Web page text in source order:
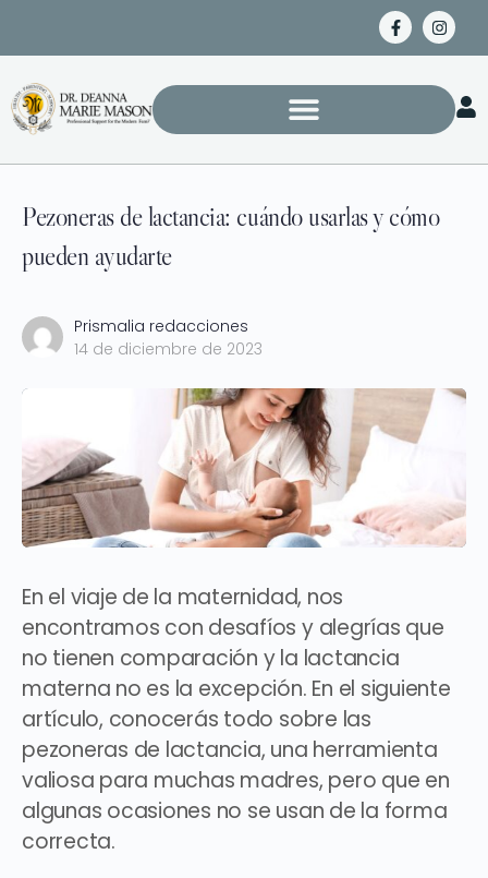
Pezoneras de lactancia: cuándo usarlas y cómo
pueden ayudarte
Prismalia redacciones
14 de diciembre de 2023
En el viaje de la maternidad, nos
encontramos con desafíos y alegrías que
no tienen comparación y la lactancia
materna no es la excepción. En el siguiente
artículo, conocerás todo sobre las
pezoneras de lactancia, una herramienta
valiosa para muchas madres, pero que en
algunas ocasiones no se usan de la forma
correcta.